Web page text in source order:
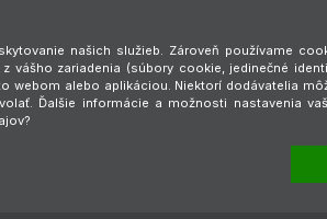
našich služieb. Zároveň používame
zariadenia (súbory cookie, jedinečné
alebo aplikáciou. Niektorí dodávatelia
Ďalšie informácie a možnosti nastavenia